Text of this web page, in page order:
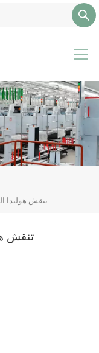
تنقش هولندا
تنقش